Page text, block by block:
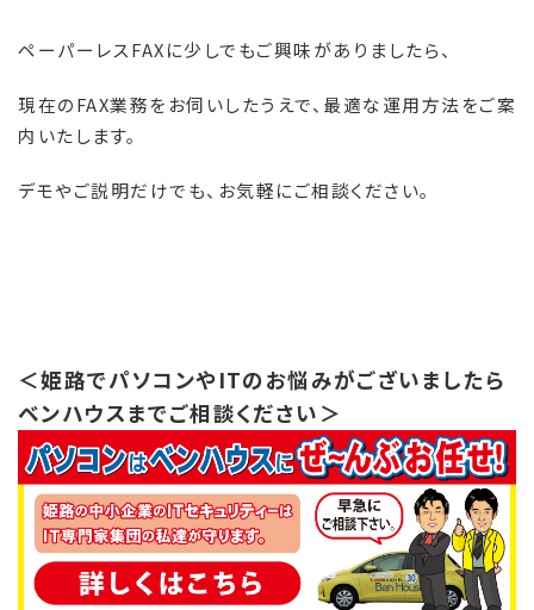
ペーパーレスFAXに少しでもご興味がありましたら、
現在のFAX業務をお伺いしたうえで、最適な運用方法をご案
内いたします。
デモやご説明だけでも、お気軽にご相談ください。
＜姫路でパソコンやITのお悩みがございましたら
ベンハウスまでご相談ください＞